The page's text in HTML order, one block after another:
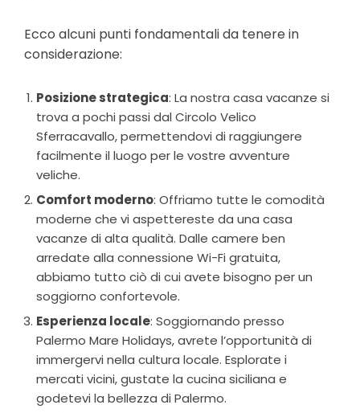
Ecco alcuni punti fondamentali da tenere in
considerazione:
Posizione strategica: La nostra casa vacanze si
trova a pochi passi dal Circolo Velico
Sferracavallo, permettendovi di raggiungere
facilmente il luogo per le vostre avventure
veliche.
Comfort moderno: Offriamo tutte le comodità
moderne che vi aspettereste da una casa
vacanze di alta qualità. Dalle camere ben
arredate alla connessione Wi-Fi gratuita,
abbiamo tutto ciò di cui avete bisogno per un
soggiorno confortevole.
Esperienza locale: Soggiornando presso
Palermo Mare Holidays, avrete l’opportunità di
immergervi nella cultura locale. Esplorate i
mercati vicini, gustate la cucina siciliana e
godetevi la bellezza di Palermo.